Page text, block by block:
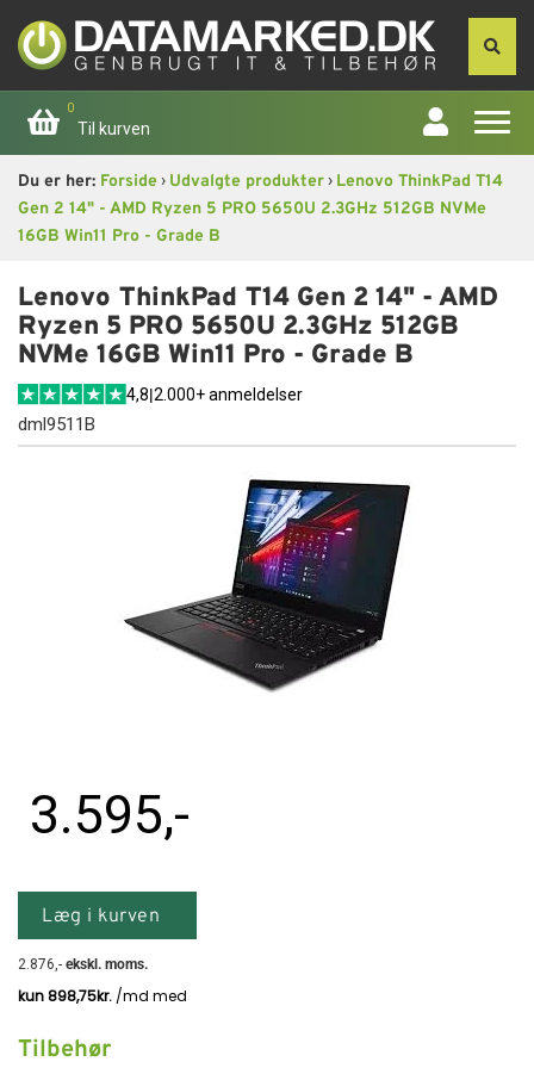
0
Til kurven
Forside
Computer
Skærme
Smartphone
Reparationer og RMA
>>BACK-2-SCHOOL<<
Du er her: Forside› Udvalgte produkter› Lenovo ThinkPad T14
Gen 2 14" - AMD Ryzen 5 PRO 5650U 2.3GHz 512GB NVMe
16GB Win11 Pro - Grade B
Lenovo ThinkPad T14 Gen 2 14" - AMD
Ryzen 5 PRO 5650U 2.3GHz 512GB
NVMe 16GB Win11 Pro - Grade B
4,8|2.000+ anmeldelser
dml9511B
3.595,-
Læg i kurven
2.876,- ekskl. moms.
Tilbehør